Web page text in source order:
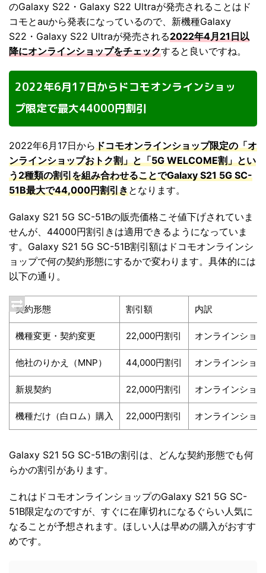
のGalaxy S22・Galaxy S22 Ultraが発売されることはド
コモとauから発表になっているので、新機種Galaxy
S22・Galaxy S22 Ultraが発売される2022年4月21日以
降にオンラインショップをチェックすると良いですね。
2022年6月17日からドコモオンラインショッ
プ限定で最大44000円割引
2022年6月17日からドコモオンラインショップ限定の「オ
ンラインショップおトク割」と「5G WELCOME割」とい
う2種類の割引を組み合わせることでGalaxy S21 5G SC-
51B最大で44,000円割引きとなります。
Galaxy S21 5G SC-51Bの販売価格こそ値下げされていま
せんが、44000円割引きは適用できるようになっていま
す。Galaxy S21 5G SC-51B割引額はドコモオンラインシ
ョップで何の契約形態にするかで変わります。具体的には
以下の通り。
契約形態 割引額 内訳
機種変更・契約変更 22,000円割引 オンラインショ
他社のりかえ（MNP） 44,000円割引 オンラインショ
新規契約 22,000円割引 オンラインショ
機種だけ（白ロム）購入 22,000円割引 オンラインショ
Galaxy S21 5G SC-51Bの割引は、どんな契約形態でも何
らかの割引があります。
これはドコモオンラインショップのGalaxy S21 5G SC-
51B限定なのですが、すぐに在庫切れになるぐらい人気に
なることが予想されます。ほしい人は早めの購入がおすす
めです。